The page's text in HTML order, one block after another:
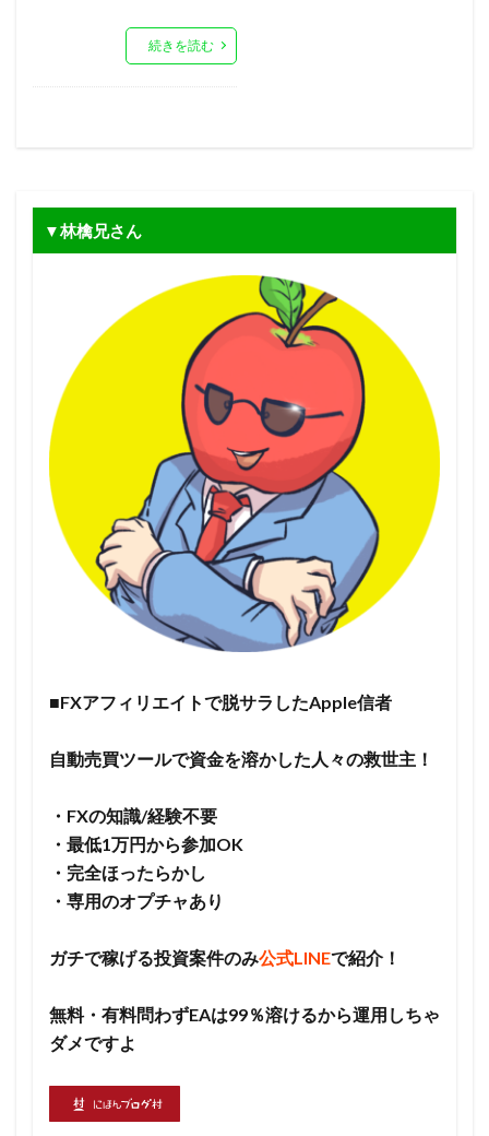
続きを読む
▼林檎兄さん
■FXアフィリエイトで脱サラしたApple信者
自動売買ツールで資金を溶かした人々の救世主！
・FXの知識/経験不要
・最低1万円から参加OK
・完全ほったらかし
・専用のオプチャあり
ガチで稼げる投資案件のみ公式LINEで紹介！
無料・有料問わずEAは99％溶けるから運用しちゃ
ダメですよ